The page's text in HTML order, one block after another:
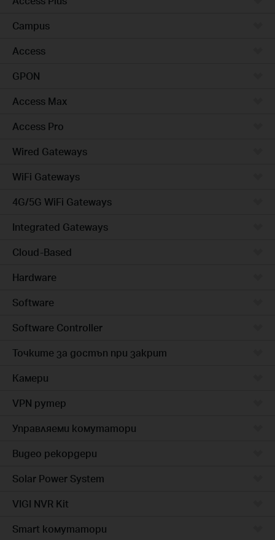
Campus
Access
GPON
Access Max
Access Pro
Wired Gateways
WiFi Gateways
4G/5G WiFi Gateways
Integrated Gateways
Cloud-Based
Hardware
Software
Software Controller
Точките за достъп при закрит
Камери
VPN рутер
Управляеми комутатори
Видео рекордери
Solar Power System
VIGI NVR Kit
Smart комутатори